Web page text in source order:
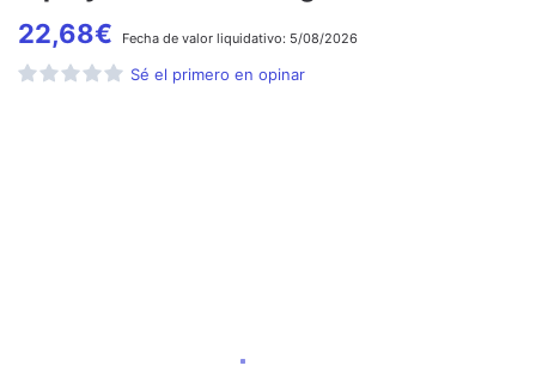
22,68€ Fecha de valor liquidativo: 5/08/2026
Sé el primero en opinar